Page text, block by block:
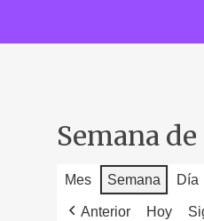
Semana
Mes Semana Día
Anterior Hoy